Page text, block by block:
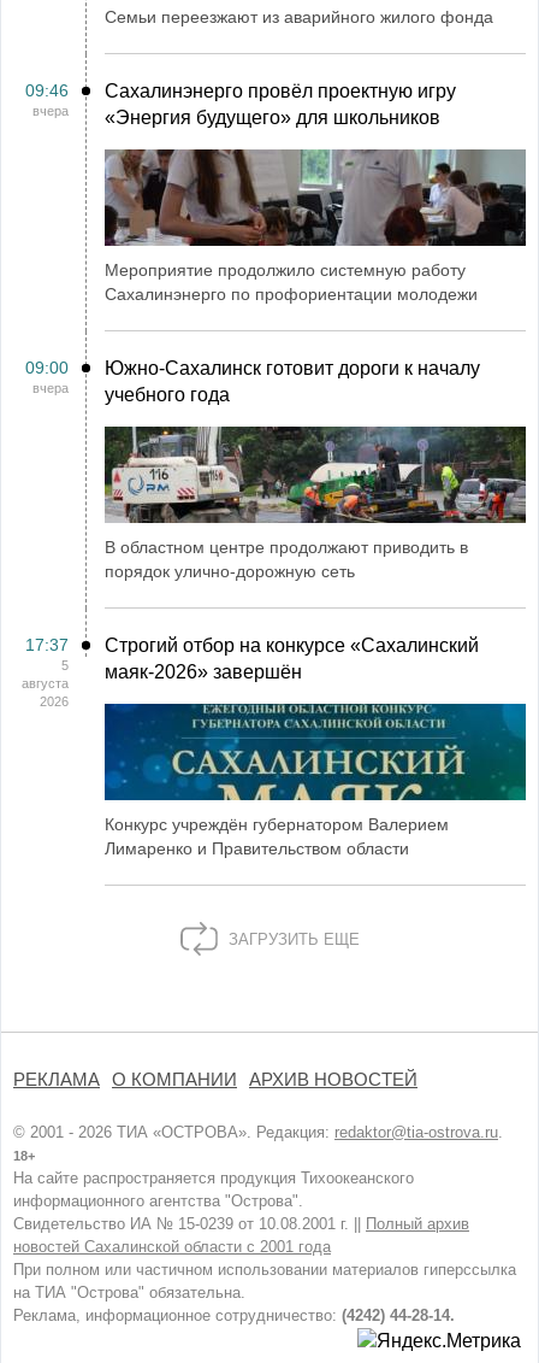
Семьи переезжают из аварийного жилого фонда
09:46
вчера
Сахалинэнерго провёл проектную игру
«Энергия будущего» для школьников
Мероприятие продолжило системную работу
Сахалинэнерго по профориентации молодежи
09:00
вчера
Южно-Сахалинск готовит дороги к началу
учебного года
В областном центре продолжают приводить в
порядок улично-дорожную сеть
17:37
5
августа
2026
Строгий отбор на конкурсе «Сахалинский
маяк‑2026» завершён
Конкурс учреждён губернатором Валерием
Лимаренко и Правительством области
ЗАГРУЗИТЬ ЕЩЕ
РЕКЛАМА О КОМПАНИИ АРХИВ НОВОСТЕЙ
© 2001 - 2026 ТИА «ОСТРОВА». Редакция: redaktor@tia-ostrova.ru.
18+
На сайте распространяется продукция Тихоокеанского
информационного агентства "Острова".
Свидетельство ИА № 15-0239 от 10.08.2001 г. ||
Полный архив
новостей Сахалинской области с 2001 года
При полном или частичном использовании материалов гиперссылка
на ТИА "Острова" обязательна.
Реклама, информационное сотрудничество: (4242) 44-28-14.